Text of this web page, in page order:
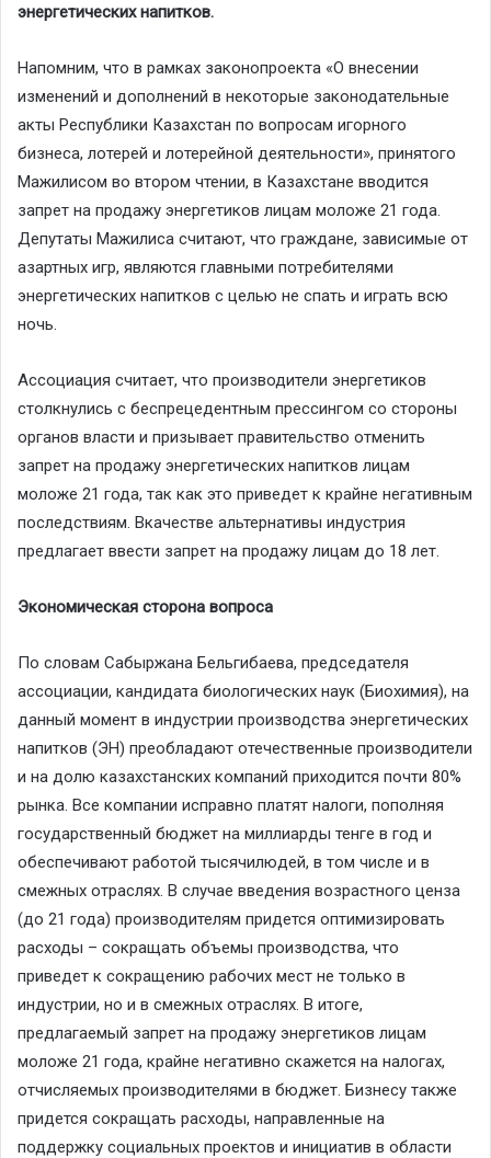
энергетических напитков.
Напомним, что в рамках законопроекта «О внесении
изменений и дополнений в некоторые законодательные
акты Республики Казахстан по вопросам игорного
бизнеса, лотерей и лотерейной деятельности», принятого
Мажилисом во втором чтении, в Казахстане вводится
запрет на продажу энергетиков лицам моложе 21 года.
Депутаты Мажилиса считают, что граждане, зависимые от
азартных игр, являются главными потребителями
энергетических напитков с целью не спать и играть всю
ночь.
Ассоциация считает, что производители энергетиков
столкнулись с беспрецедентным прессингом со стороны
органов власти и призывает правительство отменить
запрет на продажу энергетических напитков лицам
моложе 21 года, так как это приведет к крайне негативным
последствиям. Вкачестве альтернативы индустрия
предлагает ввести запрет на продажу лицам до 18 лет.
Экономическая сторона вопроса
По словам Сабыржана Бельгибаева, председателя
ассоциации, кандидата биологических наук (Биохимия), на
данный момент в индустрии производства энергетических
напитков (ЭН) преобладают отечественные производители
и на долю казахстанских компаний приходится почти 80%
рынка. Все компании исправно платят налоги, пополняя
государственный бюджет на миллиарды тенге в год и
обеспечивают работой тысячилюдей, в том числе и в
смежных отраслях. В случае введения возрастного ценза
(до 21 года) производителям придется оптимизировать
расходы – сокращать объемы производства, что
приведет к сокращению рабочих мест не только в
индустрии, но и в смежных отраслях. В итоге,
предлагаемый запрет на продажу энергетиков лицам
моложе 21 года, крайне негативно скажется на налогах,
отчисляемых производителями в бюджет. Бизнесу также
придется сокращать расходы, направленные на
поддержку социальных проектов и инициатив в области